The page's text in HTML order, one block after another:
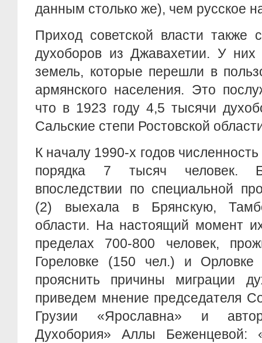
данным столько же), чем русское
Приход советской власти также
духоборов из Джавахетии. У них
земель, которые перешли в
армянского населения. Это
что в 1923 году 4,5 тысячи
Сальские степи Ростовской
К началу 1990-х годов
порядка 7 тысяч человек.
впоследствии по специальной
(2) выехала в Брянскую,
области. На настоящий момент
пределах 700-800 человек,
Гореловке (150 чел.) и
прояснить причины миграции
приведем мнение председателя
Грузии «Ярославна» и
Духобория» Аллы Беженцевой: